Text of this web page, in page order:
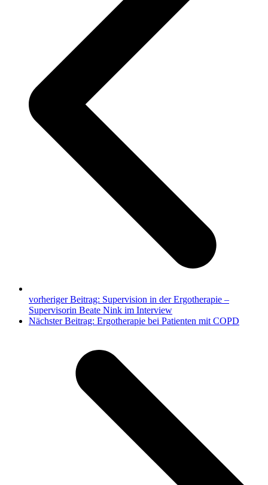
vorheriger Beitrag: Supervision in der Ergotherapie –
Supervisorin Beate Nink im Interview
Nächster Beitrag: Ergotherapie bei Patienten mit COPD